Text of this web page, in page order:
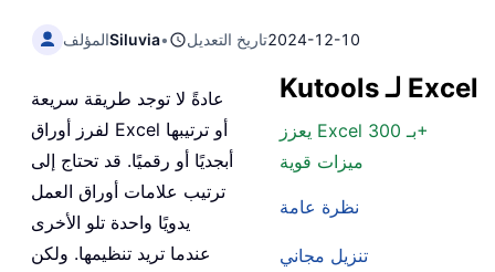
المؤلفSiluvia• تاريخ التعديل2024-12-10
Kutools لـ Excel
يعزز Excel بـ 300+
ميزات قوية
نظرة عامة
تنزيل مجاني
عادةً لا توجد طريقة سريعة
لفرز أوراق Excel أو ترتيبها
أبجديًا أو رقميًا. قد تحتاج إلى
ترتيب علامات أوراق العمل
يدويًا واحدة تلو الأخرى
عندما تريد تنظيمها. ولكن